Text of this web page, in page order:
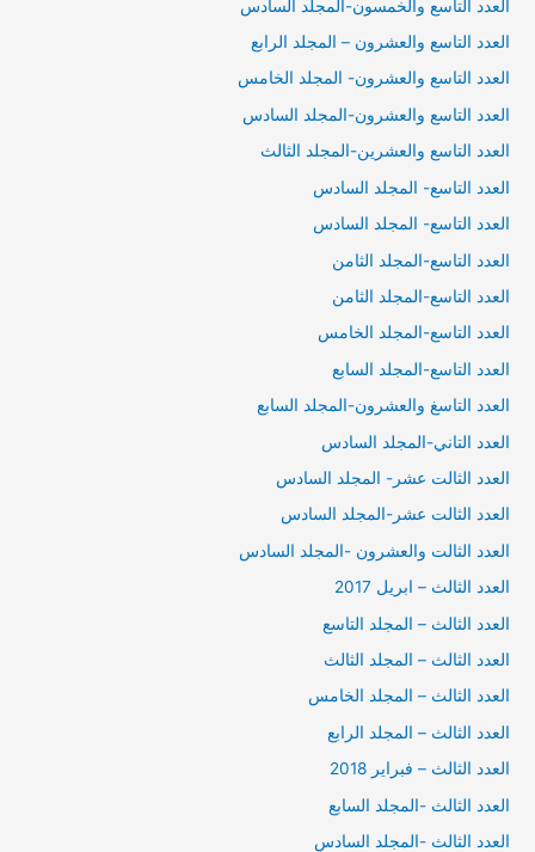
العدد التاسع والخمسون-المجلد السادس
العدد التاسع والعشرون – المجلد الرابع
العدد التاسع والعشرون- المجلد الخامس
العدد التاسع والعشرون-المجلد السادس
العدد التاسع والعشرين-المجلد الثالث
العدد التاسع- المجلد السادس
العدد التاسع- المجلد السادس
العدد التاسع-المجلد الثامن
العدد التاسع-المجلد الثامن
العدد التاسع-المجلد الخامس
العدد التاسع-المجلد السابع
العدد التاسغ والعشرون-المجلد السابع
العدد التاني-المجلد السادس
العدد الثالت عشر- المجلد السادس
العدد الثالت عشر-المجلد السادس
العدد الثالت والعشرون -المجلد السادس
العدد الثالث – ابريل 2017
العدد الثالث – المجلد التاسع
العدد الثالث – المجلد الثالث
العدد الثالث – المجلد الخامس
العدد الثالث – المجلد الرابع
العدد الثالث – فبراير 2018
العدد الثالث -المجلد السابع
العدد الثالث -المجلد السادس